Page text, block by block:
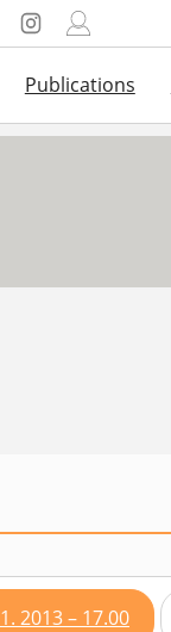
Publications
2013 – 17.00